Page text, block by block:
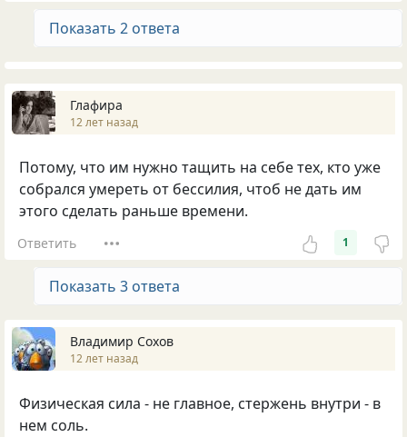
Показать 2 ответа
Глафира
12 лет назад
Потому, что им нужно тащить на себе тех, кто уже
собрался умереть от бессилия, чтоб не дать им
этого сделать раньше времени.
Ответить 1
Показать 3 ответа
Владимир Сохов
12 лет назад
Физическая сила - не главное, стержень внутри - в
нем соль.